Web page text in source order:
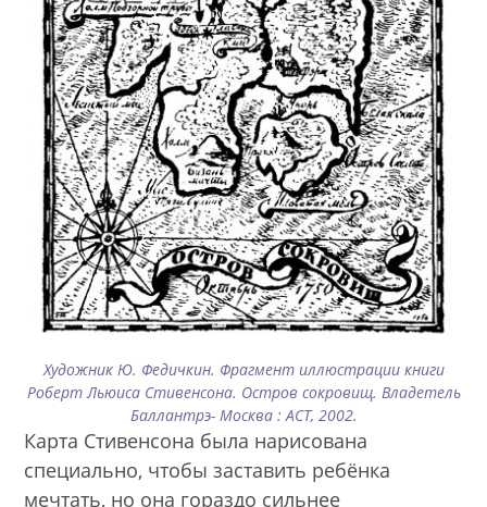
Художник Ю. Федичкин. Фрагмент иллюстрации книги
Роберт Льюиса Стивенсона. Остров сокровищ. Владетель
Баллантрэ- Москва : АСТ, 2002.
Карта Стивенсона была нарисована
специально, чтобы заставить ребёнка
мечтать, но она гораздо сильнее